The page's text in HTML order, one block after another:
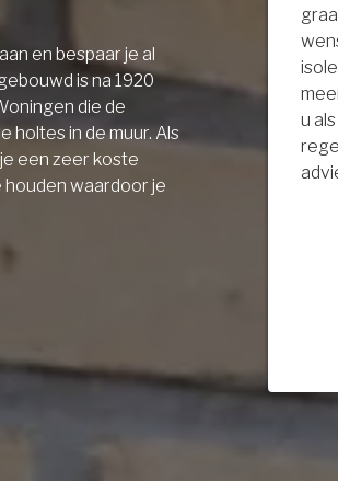
en bespaar je al
is na 1920
die de
holtes in de muur. Als
een zeer koste
waardoor je
u